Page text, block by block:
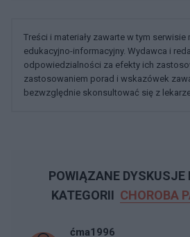
Treści i materiały zawarte w tym serwisie
edukacyjno-informacyjny. Wydawca i
odpowiedzialności za efekty ich
zastosowaniem porad i wskazówek
bezwzględnie skonsultować się z
POWIĄZANE DYSKUSJE
KATEGORII CHOROBA
ćma1996